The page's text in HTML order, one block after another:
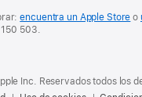
encuentra un Apple Store o
503
Inc. Reservados todos los